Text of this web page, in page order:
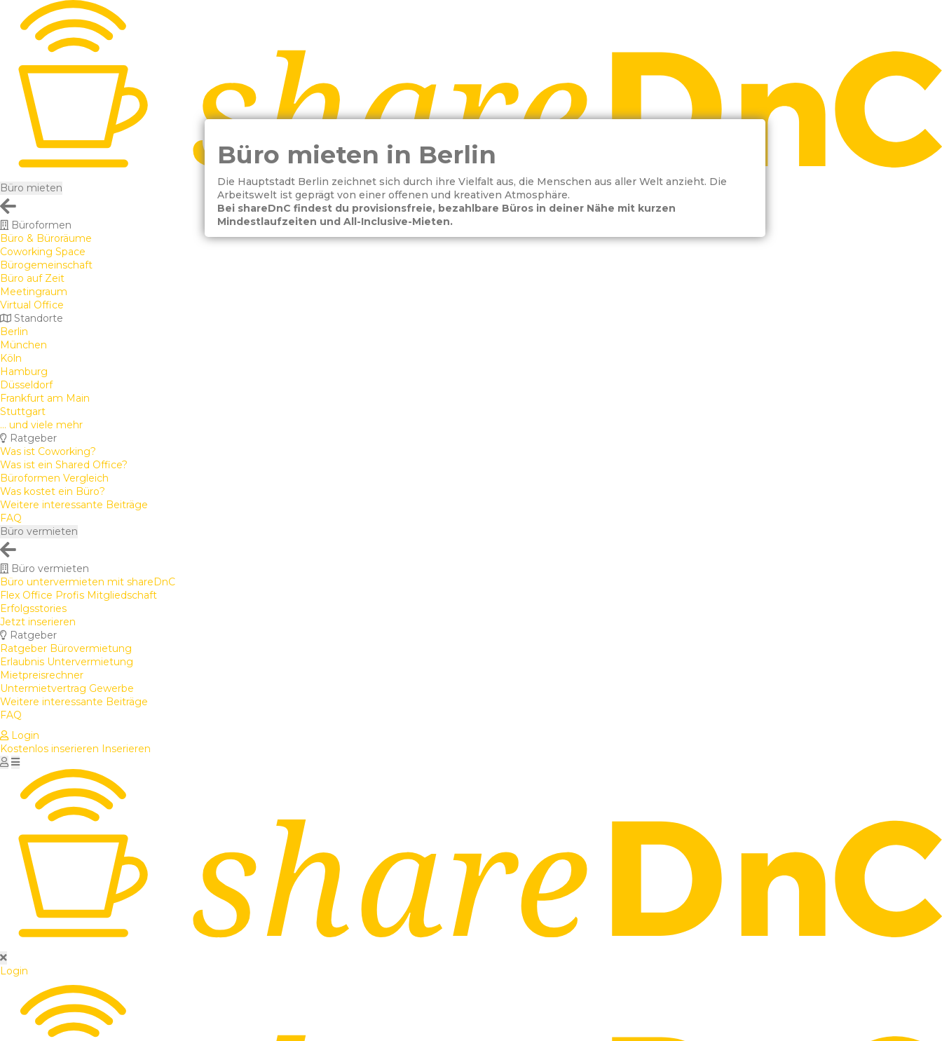
Büro mieten
Büroformen
Büro & Büroräume
Coworking Space
Bürogemeinschaft
Büro auf Zeit
Meetingraum
Virtual Office
Standorte
Berlin
München
Köln
Hamburg
Düsseldorf
Frankfurt am Main
Stuttgart
... und viele mehr
Ratgeber
Was ist Coworking?
Was ist ein Shared Office?
Büroformen Vergleich
Was kostet ein Büro?
Weitere interessante Beiträge
FAQ
Büro vermieten
Büro vermieten
Büro untervermieten mit shareDnC
Flex Office Profis Mitgliedschaft
Erfolgsstories
Jetzt inserieren
Ratgeber
Ratgeber Bürovermietung
Erlaubnis Untervermietung
Mietpreisrechner
Untermietvertrag Gewerbe
Weitere interessante Beiträge
FAQ
Login
Kostenlos inserieren Inserieren
Login
Büro mieten in Berlin
Die Hauptstadt Berlin zeichnet sich durch ihre Vielfalt aus, die Menschen aus aller Welt anzieht. Die
Arbeitswelt ist geprägt von einer offenen und kreativen Atmosphäre.
Bei shareDnC findest du provisionsfreie, bezahlbare Büros in deiner Nähe mit kurzen
Mindestlaufzeiten und All-Inclusive-Mieten.